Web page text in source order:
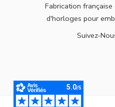
Fabrication
d'horloges pour